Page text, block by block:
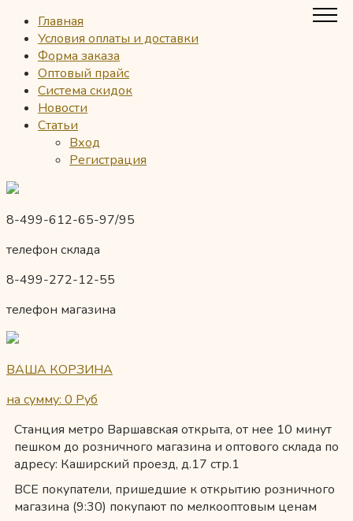
Главная
Условия оплаты и доставки
Форма заказа
Оптовый прайс
Система скидок
Новости
Статьи
Вход
Регистрация
8-499-612-65-97/95
телефон склада
8-499-272-12-55
телефон магазина
ВАША КОРЗИНА
на сумму: 0 Руб
Станция метро Варшавская открыта, от нее 10 минут
пешком до розничного магазина и оптового склада по
адресу: Каширский проезд, д.17 стр.1
ВСЕ покупатели, пришедшие к открытию розничного
магазина (9:30) покупают по мелкооптовым ценам